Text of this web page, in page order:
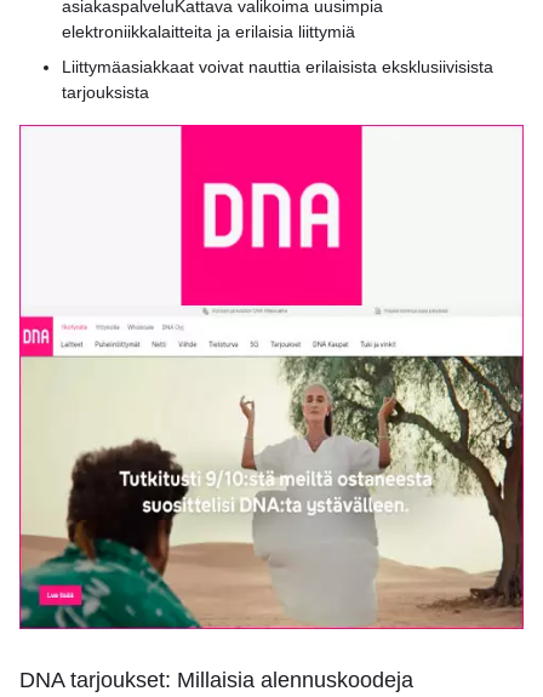
asiakaspalveluKattava valikoima uusimpia
elektroniikkalaitteita ja erilaisia liittymiä
Liittymäasiakkaat voivat nauttia erilaisista eksklusiivisista
tarjouksista
DNA tarjoukset: Millaisia alennuskoodeja